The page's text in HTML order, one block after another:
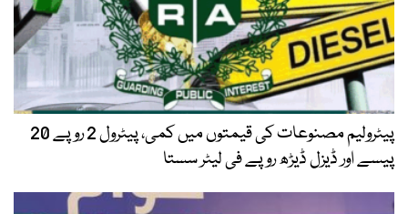
پیٹرولیم مصنوعات کی قیمتوں میں کمی، پیٹرول 2 روپے 20
پیسے اور ڈیزل ڈیڑھ روپے فی لیٹر سستا